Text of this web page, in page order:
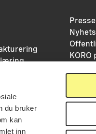
du bruker
kan
inn
Presse
KORO